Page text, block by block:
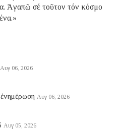
Ἀγαπῶ σέ τοῦτον τόν κόσμο
Αυγ 06, 2026
Αυγ 06, 2026
Αυγ 05, 2026